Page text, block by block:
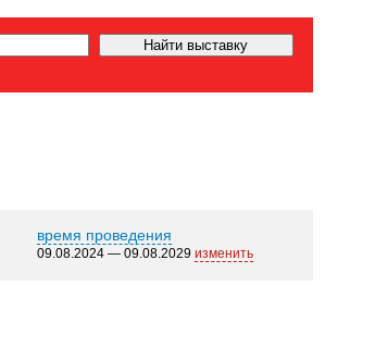
время проведения
09.08.2024 — 09.08.2029 изменить